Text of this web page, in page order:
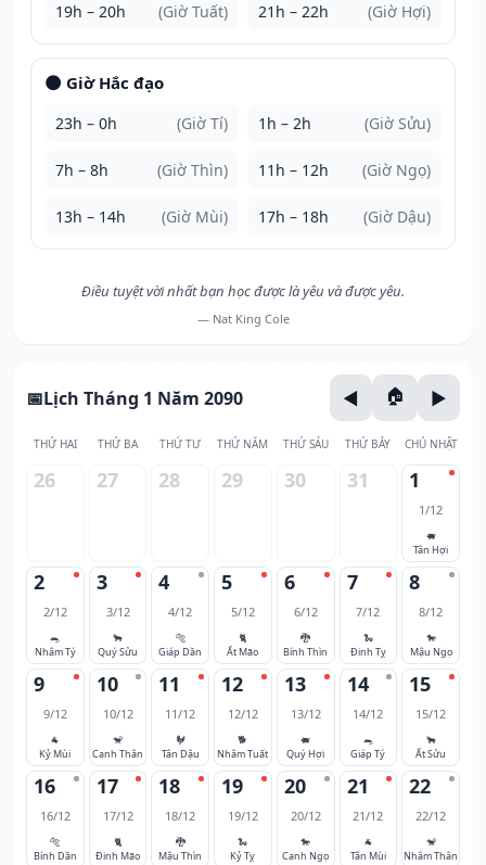
19h – 20h (Giờ Tuất) 21h – 22h (Giờ Hợi)
🌑 Giờ Hắc đạo
23h – 0h (Giờ Tí) 1h – 2h (Giờ Sửu)
7h – 8h (Giờ Thìn) 11h – 12h (Giờ Ngọ)
13h – 14h (Giờ Mùi) 17h – 18h (Giờ Dậu)
Điều tuyệt vời nhất bạn học được là yêu và được yêu.
— Nat King Cole
Lịch Tháng 1 Năm 2090
THỨ HAI THỨ BA THỨ TƯ THỨ NĂM THỨ SÁU THỨ BẢY CHỦ NHẬT
26 27 28 29 30 31 1
1/12
🐖
Tân Hợi
2
2/12
🐀
Nhâm Tý
3
3/12
🐂
Quý Sửu
4
4/12
🐅
Giáp Dần
5
5/12
🐈
Ất Mão
6
6/12
🐉
Bính Thìn
7
7/12
🐍
Đinh Tỵ
8
8/12
🐎
Mậu Ngọ
9
9/12
🐐
Kỷ Mùi
10
10/12
🐒
Canh Thân
11
11/12
🐓
Tân Dậu
12
12/12
🐕
Nhâm Tuất
13
13/12
🐖
Quý Hợi
14
14/12
🐀
Giáp Tý
15
15/12
🐂
Ất Sửu
16
16/12
🐅
Bính Dần
17
17/12
🐈
Đinh Mão
18
18/12
🐉
Mậu Thìn
19
19/12
🐍
Kỷ Tỵ
20
20/12
🐎
Canh Ngọ
21
21/12
🐐
Tân Mùi
22
22/12
🐒
Nhâm Thân